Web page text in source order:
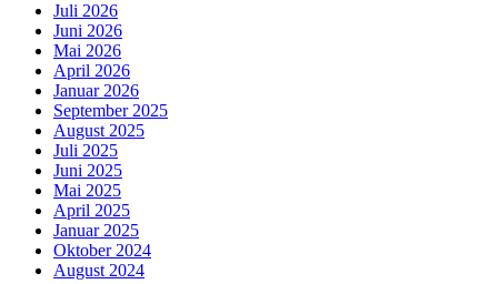
Juli 2026
Juni 2026
Mai 2026
April 2026
Januar 2026
September 2025
August 2025
Juli 2025
Juni 2025
Mai 2025
April 2025
Januar 2025
Oktober 2024
August 2024